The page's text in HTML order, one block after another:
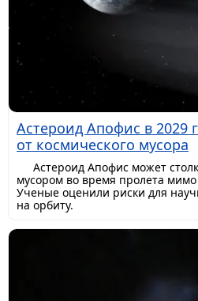
Астероид Апофис в 2029
от космического мусора
Астероид Апофис может
мусором во время пролета мимо
Ученые оценили риски для
на орбиту.